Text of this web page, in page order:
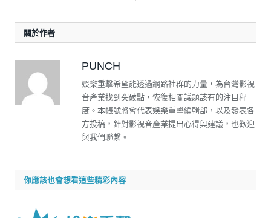
關於作者
PUNCH
娛樂重擊希望能透過網路社群的力量，為台灣影視
音產業找到突破點，恢復相關議題該有的注目程
度。本帳號將會代表娛樂重擊編輯部，以及發表各
方投稿，針對影視音產業提出心得與建議，也歡迎
與我們聯繫。
你應該也會想看這些精彩內容